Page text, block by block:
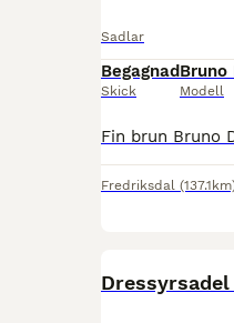
Sadlar
Begagnad
Skick
Bruno
Modell
Fredriksdal